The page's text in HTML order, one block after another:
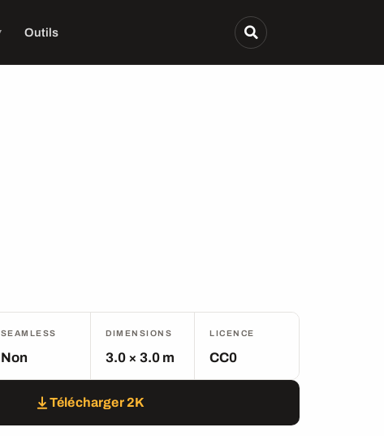
Outils
SEAMLESS
Non
DIMENSIONS
3.0 × 3.0 m
LICENCE
CC0
Télécharger 2K